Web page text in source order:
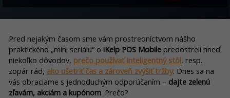
Pred nejakým časom sme vám prostredníctvom nášho
praktického „mini seriálu“ o iKelp POS Mobile predostreli hneď
niekoľko dôvodov, prečo používať Inteligentný stôl, resp.
zopár rád, ako ušetriť čas a zároveň zvýšiť tržby. Dnes sa na
vás obraciame s jednoduchým odporúčaním – dajte zelenú
zľavám, akciám a kupónom. Prečo?